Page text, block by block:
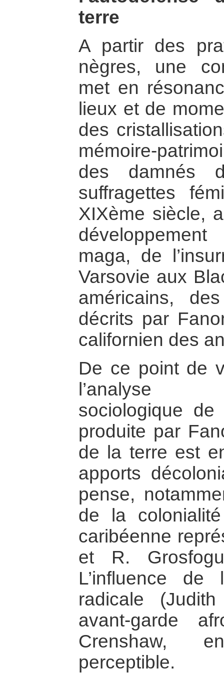
terre
A partir des
nègres, une
met en
lieux et de
des
mémoire-
des
suffragettes
XIXème siècle,
maga, de
Varsovie aux
américains,
décrits par
californien des
De ce point de
l’analyse
sociologique
produite par
de la terre est
apports
pense,
de la
caribéenne
et R.
L’influence de
radicale
avant-garde
Crenshaw,
perceptible.